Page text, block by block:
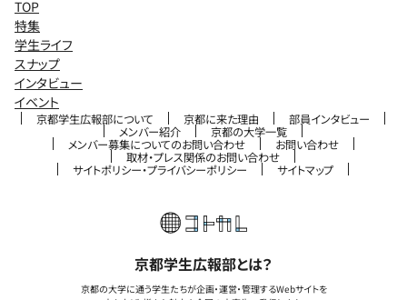
京都学生広報部とは？
京都の大学に通う学生たちが企画・運営・管理するWebサイトを
TOP
特集
学生ライフ
スナップ
インタビュー
イベント
京都学生広報部について 京都に来た理由 部員インタビュー
メンバー紹介 京都の大学一覧
メンバー募集についてのお問い合わせ お問い合わせ
取材・プレス関係のお問い合わせ
サイトポリシー・プライバシーポリシー サイトマップ